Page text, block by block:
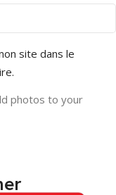
site dans le
photos to your